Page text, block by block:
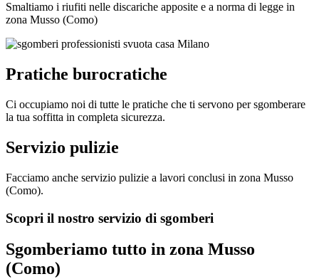
Smaltiamo i riufiti nelle discariche apposite e a norma di legge in
zona Musso (Como)
Pratiche burocratiche
Ci occupiamo noi di tutte le pratiche che ti servono per sgomberare
la tua soffitta in completa sicurezza.
Servizio pulizie
Facciamo anche servizio pulizie a lavori conclusi in zona Musso
(Como).
Scopri il nostro servizio di sgomberi
Sgomberiamo tutto in zona Musso
(Como)